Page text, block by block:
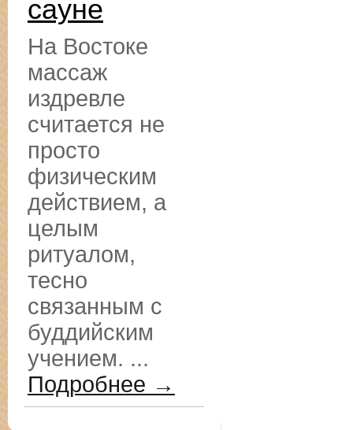
сауне
На Востоке
массаж
издревле
считается не
просто
физическим
действием, а
целым
ритуалом,
тесно
связанным с
буддийским
учением. ...
Подробнее →